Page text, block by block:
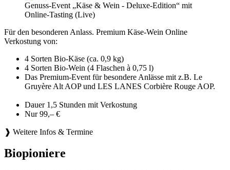
Genuss-Event „Käse & Wein - Deluxe-Edition“ mit
Online-Tasting (Live)
Für den besonderen Anlass. Premium Käse-Wein Online
Verkostung von:
4 Sorten Bio-Käse (ca. 0,9 kg)
4 Sorten Bio-Wein (4 Flaschen à 0,75 l)
Das Premium-Event für besondere Anlässe mit z.B. Le
Gruyère Alt AOP und LES LANES Corbière Rouge AOP.
Dauer 1,5 Stunden mit Verkostung
Nur 99,– €
❱ Weitere Infos & Termine
Biopioniere